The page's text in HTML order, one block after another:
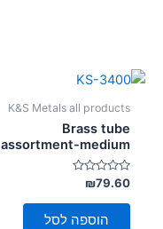
K&S Metals all products
Brass tube
assortment-medium
דורג
0
מתוך
₪79.60
הוספה לסל